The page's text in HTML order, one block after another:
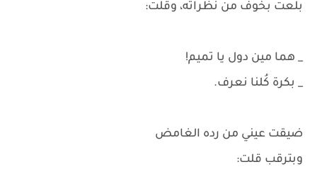
بلعت بخوف من نظراته، وقلت:
_ هما مين دول يا تميم!
_ بكرة كُلنا نعرف.
ضيقت عيني من رده الغامض
وبترقب قلت: